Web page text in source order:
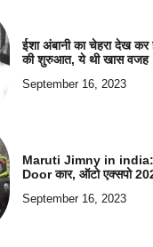
ईशा अंबानी का चेहरा देख कर
की शुरुआत, ये थी खास वजह
September 16, 2023
Maruti Jimny in
Door कार, ऑटो एक्सपो
September 16, 2023